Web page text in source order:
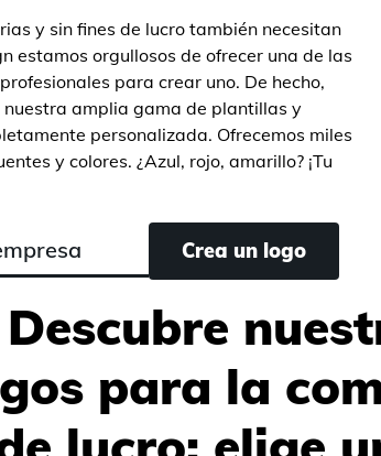
y sin fines de lucro también necesitan
estamos orgullosos de ofrecer una de las
para crear uno. De hecho,
nuestra amplia gama de plantillas y
personalizada. Ofrecemos miles
y colores. ¿Azul, rojo, amarillo? ¡Tu
Crea un logo
Descubre
para la